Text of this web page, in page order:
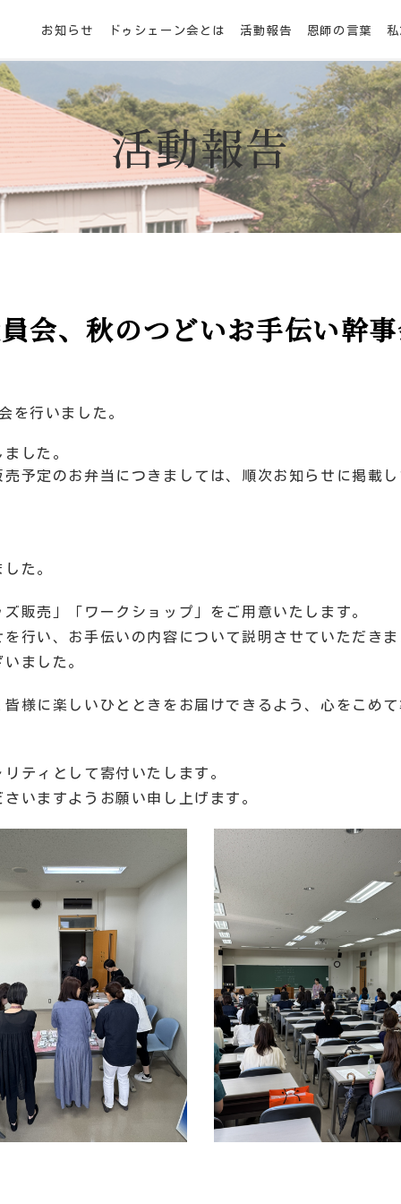
お知らせ ドゥシェーン会とは 活動報告 恩師の言葉
活動報告
会、秋のつどいお手伝い幹
を行いました。
した。
予定のお弁当につきましては、順次お知らせに掲載し
た。
販売」「ワークショップ」をご用意いたします。
行い、お手伝いの内容について説明させていただきま
ました。
様に楽しいひとときをお届けできるよう、心をこめて
ティとして寄付いたします。
いますようお願い申し上げます。